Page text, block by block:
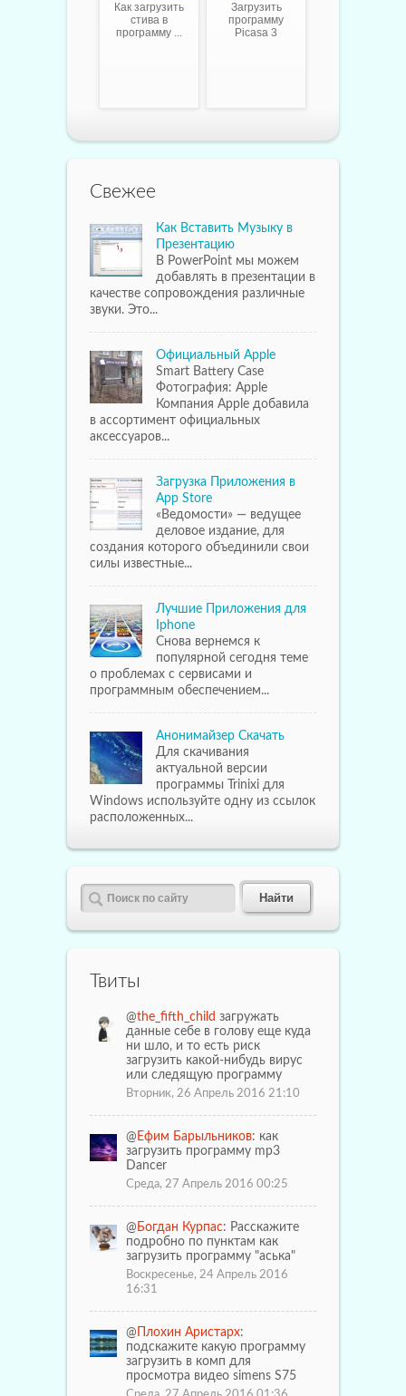
Как загрузить
стива в
программу ...
Загрузить
программу
Picasa 3
Свежее
Как Вставить Музыку в
Презентацию
В PowerPoint мы можем
добавлять в презентации в
качестве сопровождения различные
звуки. Это...
Официальный Apple
Smart Battery Case
Фотография: Apple
Компания Apple добавила
в ассортимент официальных
аксессуаров...
Загрузка Приложения в
App Store
«Ведомости» — ведущее
деловое издание, для
создания которого объединили свои
силы известные...
Лучшие Приложения для
Iphone
Снова вернемся к
популярной сегодня теме
о проблемах с сервисами и
программным обеспечением...
Анонимайзер Скачать
Для скачивания
актуальной версии
программы Trinixi для
Windows используйте одну из ссылок
расположенных...
Твиты
@the_fifth_child загружать
данные себе в голову еще куда
ни шло, и то есть риск
загрузить какой-нибудь вирус
или следящую программу
Вторник, 26 Апрель 2016 21:10
@ Ефим Барыльников: как
загрузить программу mp3
Dancer
Среда, 27 Апрель 2016 00:25
@ Богдан Курпас: Расскажите
подробно по пунктам как
загрузить программу "аська"
Воскресенье, 24 Апрель 2016
16:31
@ Плохин Аристарх:
подскажите какую программу
загрузить в комп для
просмотра видео simens S75